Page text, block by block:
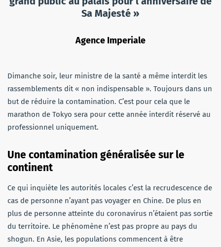
Sa Majesté »
Agence Imperiale
Dimanche soir, leur ministre de la santé a même interdit les
rassemblements dit « non indispensable ». Toujours dans un
but de réduire la contamination. C’est pour cela que le
marathon de Tokyo sera pour cette année interdit réservé au
professionnel uniquement.
Une contamination généralisée sur le
continent
Ce qui inquiète les autorités locales c’est la recrudescence de
cas de personne n’ayant pas voyager en Chine. De plus en
plus de personne atteinte du coronavirus n’étaient pas sortie
du territoire. Le phénomène n’est pas propre au pays du
shogun. En Asie, les populations commencent à être